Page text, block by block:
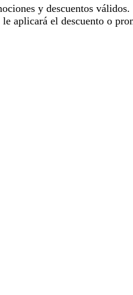
y descuentos
aplicará el descuento o